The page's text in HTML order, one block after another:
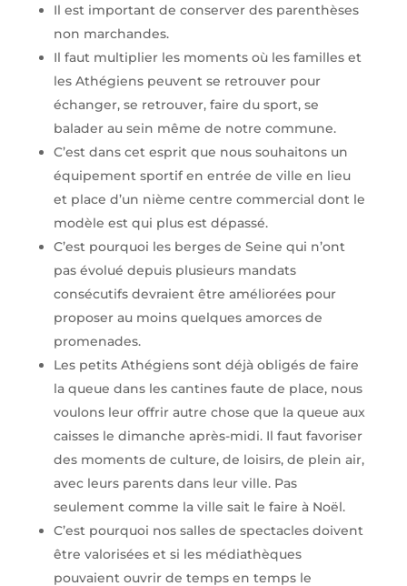
Il est important de conserver des parenthèses
non marchandes.
Il faut multiplier les moments où les familles et
les Athégiens peuvent se retrouver pour
échanger, se retrouver, faire du sport, se
balader au sein même de notre commune.
C’est dans cet esprit que nous souhaitons un
équipement sportif en entrée de ville en lieu
et place d’un nième centre commercial dont le
modèle est qui plus est dépassé.
C’est pourquoi les berges de Seine qui n’ont
pas évolué depuis plusieurs mandats
consécutifs devraient être améliorées pour
proposer au moins quelques amorces de
promenades.
Les petits Athégiens sont déjà obligés de faire
la queue dans les cantines faute de place, nous
voulons leur offrir autre chose que la queue aux
caisses le dimanche après-midi. Il faut favoriser
des moments de culture, de loisirs, de plein air,
avec leurs parents dans leur ville. Pas
seulement comme la ville sait le faire à Noël.
C’est pourquoi nos salles de spectacles doivent
être valorisées et si les médiathèques
pouvaient ouvrir de temps en temps le